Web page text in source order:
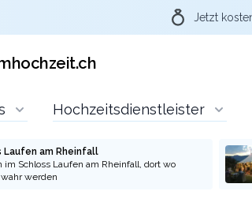
Jetzt
Hochzeitsdienstleister
Laufen am Rheinfall
im Schloss Laufen am Rheinfall, dort wo
werden
die